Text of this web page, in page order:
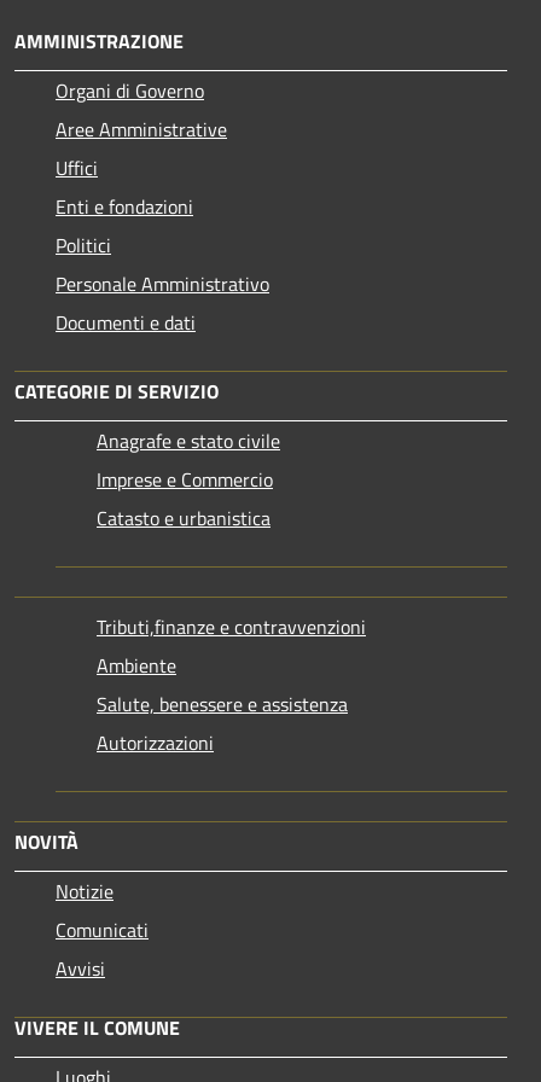
AMMINISTRAZIONE
Organi di Governo
Aree Amministrative
Uffici
Enti e fondazioni
Politici
Personale Amministrativo
Documenti e dati
CATEGORIE DI SERVIZIO
Anagrafe e stato civile
Imprese e Commercio
Catasto e urbanistica
Tributi,finanze e contravvenzioni
Ambiente
Salute, benessere e assistenza
Autorizzazioni
NOVITÀ
Notizie
Comunicati
Avvisi
VIVERE IL COMUNE